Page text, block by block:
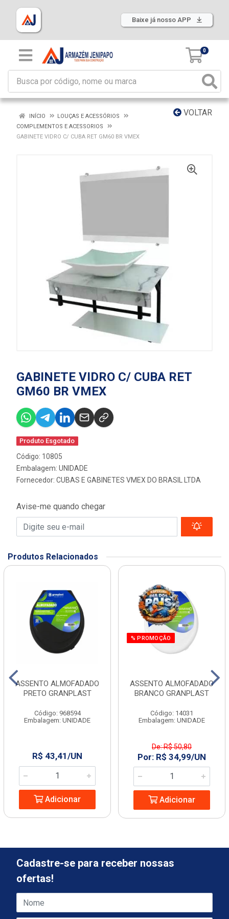
Baixe já nosso APP
0
VOLTAR
INÍCIO
LOUÇAS E ACESSÓRIOS
COMPLEMENTOS E ACESSORIOS
GABINETE VIDRO C/ CUBA RET GM60 BR VMEX
GABINETE VIDRO C/ CUBA RET
GM60 BR VMEX
Produto Esgotado
Código: 10805
Embalagem: UNIDADE
Fornecedor: CUBAS E GABINETES VMEX DO BRASIL LTDA
Avise-me quando chegar
Produtos Relacionados
ASSENTO ALMOFADADO
PRETO GRANPLAST
Código: 968594
Embalagem: UNIDADE
R$ 43,41/UN
Adicionar
% PROMOÇÃO
ASSENTO ALMOFADADO
BRANCO GRANPLAST
Código: 14031
Embalagem: UNIDADE
De: R$ 50,80
Por: R$ 34,99/UN
Adicionar
Cadastre-se para receber nossas
ofertas!